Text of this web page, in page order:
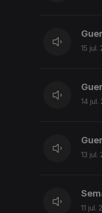
15 jul.
14 jul.
13 jul.
11 jul.